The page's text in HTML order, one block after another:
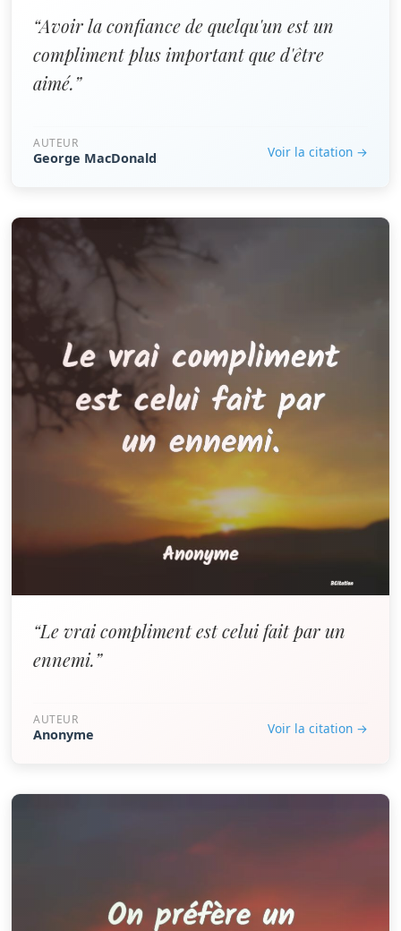
“Avoir la confiance de quelqu'un est un
compliment plus important que d'être
aimé.”
AUTEUR
George MacDonald Voir la citation →
“Le vrai compliment est celui fait par un
ennemi.”
AUTEUR
Anonyme Voir la citation →